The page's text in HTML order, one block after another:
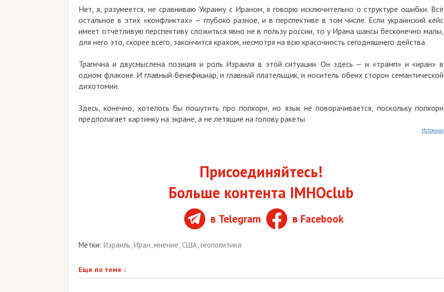
Нет, я, разумеется, не сравниваю Украину с Ираном, я говорю исключительно о структуре ошибки. Всё
остальное в этих «конфликтах» — глубоко разное, и в перспективе в том числе. Если украинский кейс
имеет отчётливую перспективу сложиться явно не в пользу россии, то у Ирана шансы бесконечно малы,
для него это, скорее всего, закончится крахом, несмотря на всю красочность сегодняшнего действа.
Трагична и двусмыслена позиция и роль Израиля в этой ситуации. Он здесь — и «трамп» и «иран» в
одном флаконе. И главный бенефициар, и главный плательщик, и носитель обеих сторон семантической
дихотомии.
Здесь, конечно, хотелось бы пошутить про попкорн, но язык не поворачивается, поскольку попкорн
предполагает картинку на экране, а не летящие на голову ракеты.
Источник
Присоединяйтесь!
Больше контента IMHOclub
в Telegram в Facebook
Метки: Израиль,Иран,мнение,США,геополитика
Еще по теме ↓